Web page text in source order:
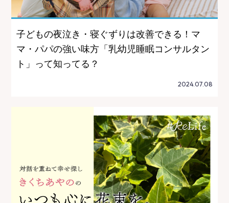
子どもの夜泣き・寝ぐずりは改善できる！マ
マ・パパの強い味方「乳幼児睡眠コンサルタン
ト」って知ってる？
2024.07.08